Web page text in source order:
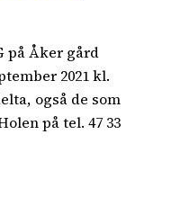
på Åker gård
2021 kl.
også de som
på tel. 47 33